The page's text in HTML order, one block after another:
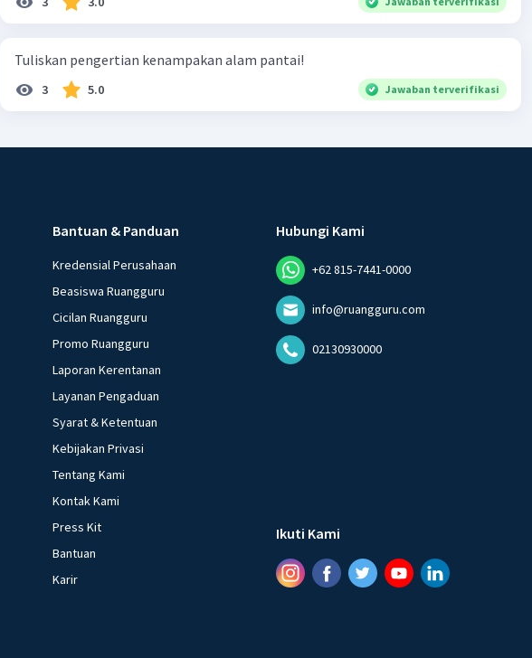
Tuliskan pengertian kenampakan alam pantai!
3 5.0 Jawaban terverifikasi
Bantuan & Panduan
Kredensial Perusahaan
Beasiswa Ruangguru
Cicilan Ruangguru
Promo Ruangguru
Laporan Kerentanan
Layanan Pengaduan
Syarat & Ketentuan
Kebijakan Privasi
Tentang Kami
Kontak Kami
Press Kit
Bantuan
Karir
Hubungi Kami
+62 815-7441-0000
info@ruangguru.com
02130930000
Ikuti Kami